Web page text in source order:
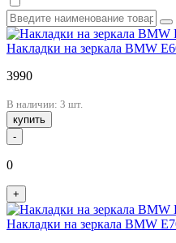
Накладки на зеркала BMW
3990
В наличии: 3 шт.
купить
-
0
+
Накладки на зеркала BMW